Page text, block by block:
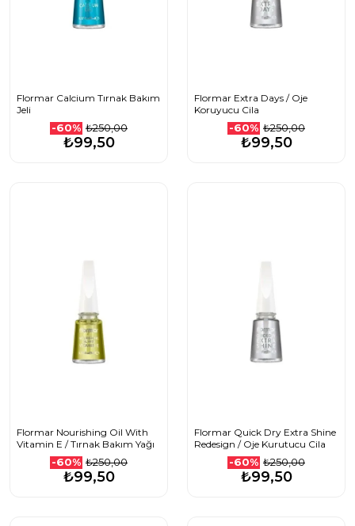
Flormar Calcium Tırnak Bakım
Jeli
-60% ₺250,00
₺99,50
Flormar Extra Days / Oje
Koruyucu Cila
-60% ₺250,00
₺99,50
Flormar Nourishing Oil With
Vitamin E / Tırnak Bakım Yağı
-60% ₺250,00
₺99,50
Flormar Quick Dry Extra Shine
Redesign / Oje Kurutucu Cila
-60% ₺250,00
₺99,50